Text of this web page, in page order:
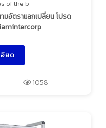
of the b
มอัตราแลกเปลี่ยน โปรด
อียด
1058